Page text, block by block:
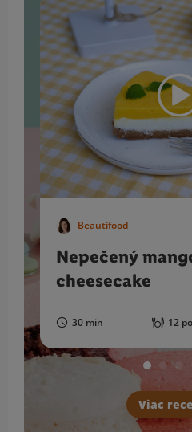
Beautifood
Nepečený
cheesecake
30 min 12
Viac